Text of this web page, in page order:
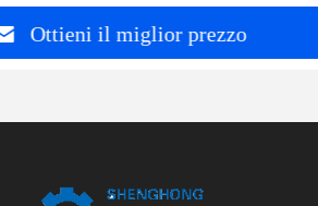
Ottieni il miglior prezzo